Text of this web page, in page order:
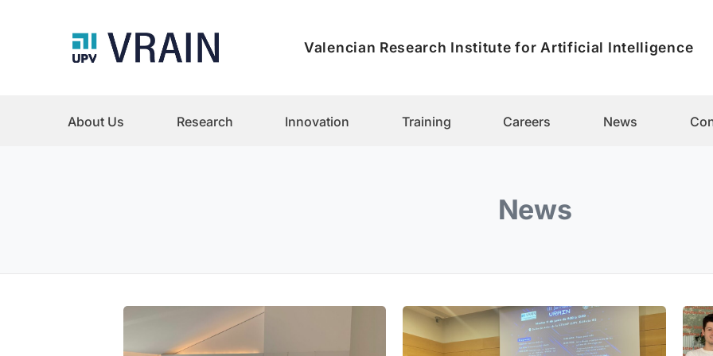
Valencian Research Institute for Artificial Intelligence
About Us Research Innovation Training Careers News
News